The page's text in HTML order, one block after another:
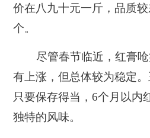
价在八九十元一斤，品质
个。
尽管春节临近，红膏
有上涨，但总体较为稳定。
只要保存得当，6个月以内
独特的风味。